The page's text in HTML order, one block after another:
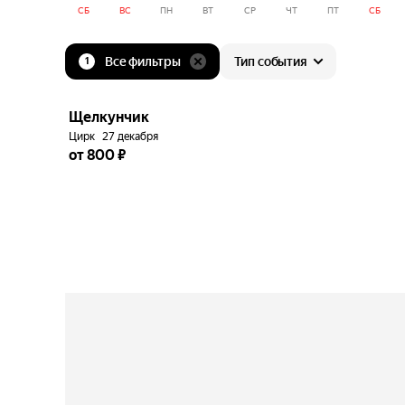
СБ ВС ПН ВТ СР ЧТ ПТ СБ
1 Все фильтры Тип события
до 5%
Щелкунчик
Цирк 27 декабря
от 800 ₽